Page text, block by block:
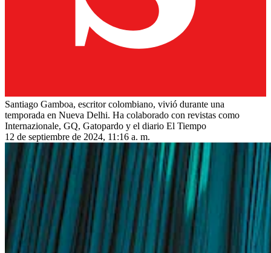
Santiago Gamboa, escritor colombiano, vivió durante una
temporada en Nueva Delhi. Ha colaborado con revistas como
Internazionale, GQ, Gatopardo y el diario El Tiempo
12 de septiembre de 2024, 11:16 a. m.